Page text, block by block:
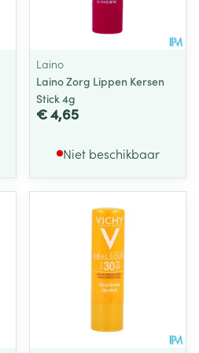
Laino
Laino Zorg Lippen Kersen
Stick 4g
€ 4,65
Niet beschikbaar